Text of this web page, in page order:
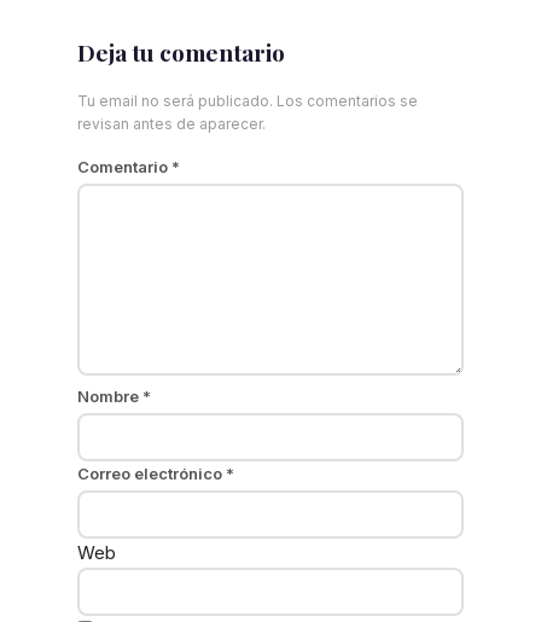
Deja tu comentario
Tu email no será publicado. Los comentarios se
revisan antes de aparecer.
Comentario *
Nombre *
Correo electrónico *
Web